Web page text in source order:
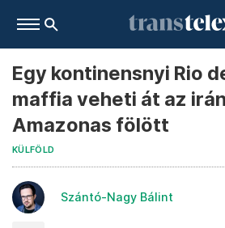
Egy kontinensnyi Rio
maffia veheti át az
Amazonas fölött
KÜLFÖLD
Szántó-Nagy Bálint